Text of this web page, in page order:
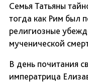
Семья Татьяны
тогда как Рим был
религиозные
мученической
В день почитания
императрица